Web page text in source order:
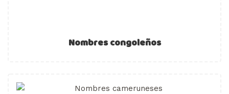
Nombres congoleños